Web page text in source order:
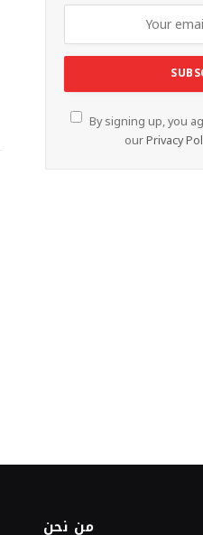
By signing up, you
ourPrivacy
من نحن